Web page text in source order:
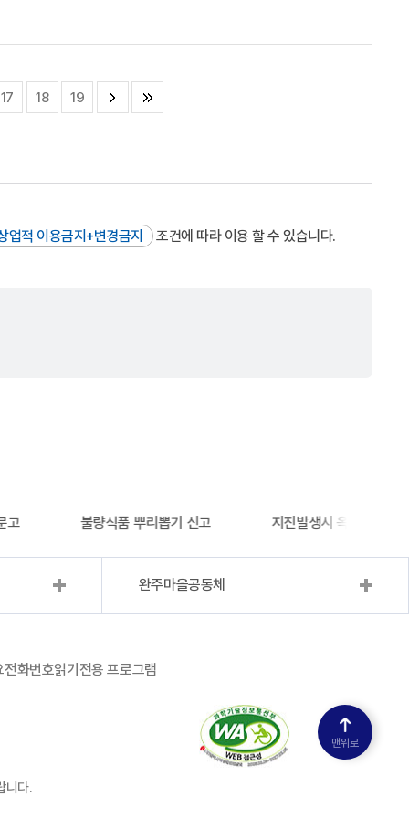
17 18 19
업적 이용금지+변경금지 조건에 따라 이용 할 수 있습니다.
고 불량식품 뿌리뽑기 신고 지진발생시 옥외대피소
완주마을공동체
전화번호읽기전용 프로그램
니다.
맨위로